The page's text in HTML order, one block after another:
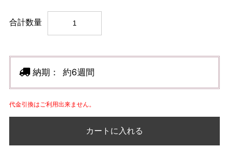
合計数量
納期： 約6週間
代金引換はご利用出来ません。
カートに入れる